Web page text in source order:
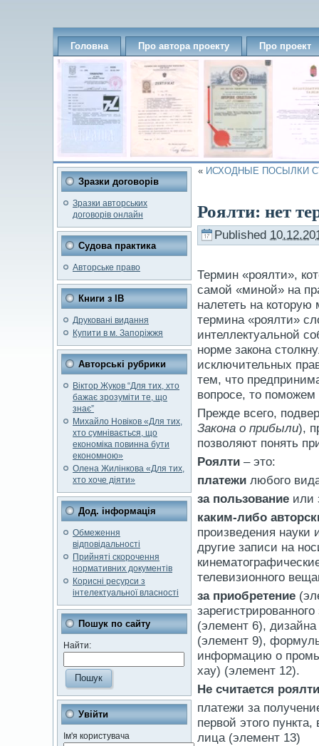
Головна Про автора проекту Про проект
Зразки договорів
Зразки авторських
договорів онлайн
Судова практика
Авторське право
Книги з ІВ
Друковані видання
Купити в м. Запоріжжя
Авторські рубрики
Віктор Жуков “Для тих, хто
бажає зрозуміти те, що
знає”
Михайло Новіков «Для тих,
хто сумнівається, що
економіка повинна бути
економною»
Олена Жилінкова «Для тих,
хто хоче діяти»
Дод. інформація
Обмеження
відповідальності
Прийняті скорочення
нормативних документів
Корисні ресурси з
інтелектуальної власності
Пошук по сайту
Найти:
Увійти
Ім'я користувача
« ИСХОДНЫЕ ПОСЫЛКИ
Роялти: нет
Published
Термин «роялти»,
самой «миной» на
налететь на
термина «роялти»
интеллектуальной
норме закона
исключительных
тем, что
вопросе, то
Прежде всего,
Закона о прибыли),
позволяют понять
Роялти – это:
платежи любого
за пользование или
каким-либо
произведения
другие записи на
телевизионного
за приобретение
(элемент 6),
(элемент 9),
информацию о
хау) (элемент 12).
Не считается роялти
платежи за
первой этого
лица (элемент 13)